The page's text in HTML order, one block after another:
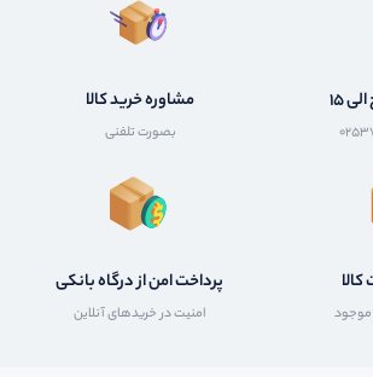
مشاوره خرید کالا
بصورت تلفنی
موجود
پرداخت امن از درگاه بانکی
امنیت در خریدهای آنلاین